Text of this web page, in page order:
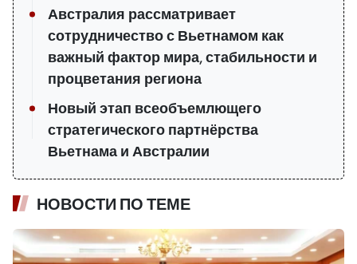
Австралия рассматривает
сотрудничество с Вьетнамом как
важный фактор мира, стабильности и
процветания региона
Новый этап всеобъемлющего
стратегического партнёрства
Вьетнама и Австралии
НОВОСТИ ПО ТЕМЕ